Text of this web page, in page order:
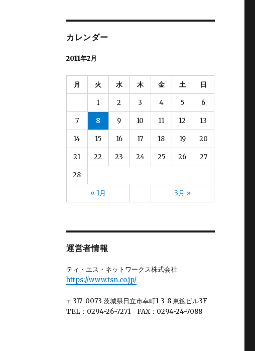
堀口(23)
堀籠（ホリゴメ）
大和田(7)
大河内(8)
大熊
(2)
大都(2)
(3)
小林
(9)
小野(3)
山元
(13)
山口(13)
山崎
(13)
山形
(8)
川崎(梨)(2)
後藤(5)
斉藤(13)
星(ゆ)(11)
(11)
木村(14)
村田(1)
板倉(1)
柏谷(2)
2025年12月(4)
2025年10月
2025年8月
2025年6月
(4)
2025年5月(3)
2025年4月
(4)
2025年3月(4)
2025年2月
2025年1月
2024年11月
(4)
2024年10月(5)
2024年9月
2024年8月(6)
2024年7月
2024年4月(4)
2024年2月
2023年12月(4)
2023年11月(7)
2023年9月(4)
2023年8月(4)
カレンダー
2011年2月
月 火 水 木 金 土 日
« 1月 3月 »
1 2 3 4 5 6
7 8 9 10 11 12 13
14 15 16 17 18 19 20
21 22 23 24 25 26 27
28
運営者情報
ティ・エス・ネットワークス株式会社
https://www.tsn.co.jp/
〒317-0073 茨城県日立市幸町1-3-8 東鉱ビル3F
TEL：0294-26-7271 FAX：0294-24-7088